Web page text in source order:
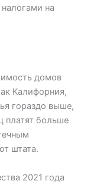
на
домов
Калифорния,
гораздо выше,
платят больше
штата.
2021 года